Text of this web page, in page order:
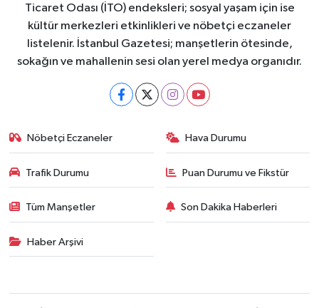
Ticaret Odası (İTO) endeksleri; sosyal yaşam için ise
kültür merkezleri etkinlikleri ve nöbetçi eczaneler
listelenir. İstanbul Gazetesi; manşetlerin ötesinde,
sokağın ve mahallenin sesi olan yerel medya organıdır.
Nöbetçi Eczaneler Hava Durumu
Trafik Durumu Puan Durumu ve Fikstür
Tüm Manşetler Son Dakika Haberleri
Haber Arşivi